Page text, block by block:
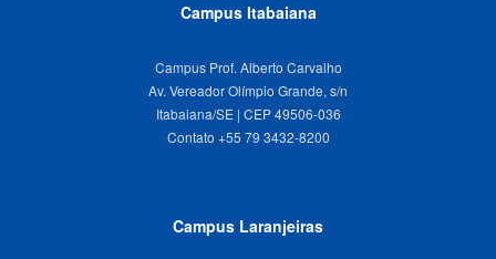
Campus Itabaiana
Campus Prof. Alberto Carvalho
Av. Vereador Olímpio Grande, s/n
Itabaiana/SE | CEP 49506-036
Campus Laranjeiras